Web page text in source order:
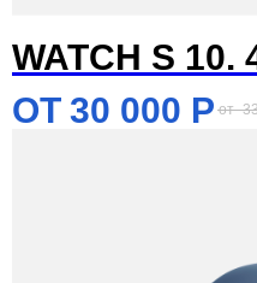
WATCH S 10.
30 000 Р